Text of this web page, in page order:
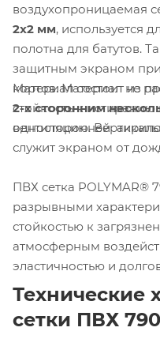
воздухопроницаемая
2х2 мм, используется
полотна для батутов.
защитным экраном при
кортов. Материал не
стойкость к
вентиляцию.
служит экраном от
Материал состоит из
2-х сторонним
односторонней
ПВХ сетка POLYMAR®
разрывными
стойкостью к
атмосферным
эластичностью и
Технические
сетки ПВХ 79